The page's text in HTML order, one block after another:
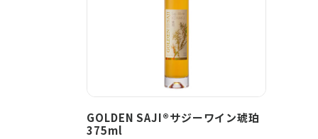
GOLDEN SAJI®サジーワイン琥珀
375ml